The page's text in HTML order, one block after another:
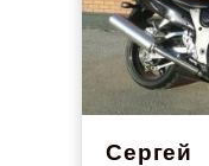
Сергей